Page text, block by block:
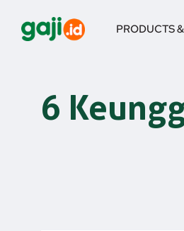
content
PRODUCTS
6